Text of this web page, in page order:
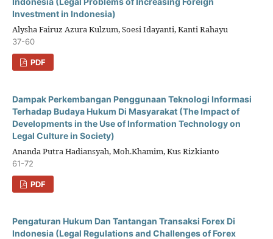
Investment in Indonesia)
Alysha Fairuz Azura Kulzum, Soesi Idayanti, Kanti Rahayu
37-60
PDF
Dampak Perkembangan Penggunaan Teknologi Informasi
Terhadap Budaya Hukum Di Masyarakat (The Impact of
Developments in the Use of Information Technology on
Legal Culture in Society)
Ananda Putra Hadiansyah, Moh.Khamim, Kus Rizkianto
61-72
PDF
Pengaturan Hukum Dan Tantangan Transaksi Forex Di
Indonesia (Legal Regulations and Challenges of Forex